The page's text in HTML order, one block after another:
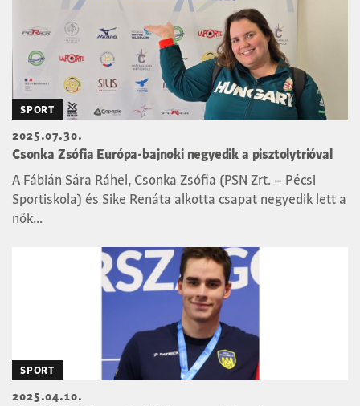
SPORT
2025.07.30.
Csonka Zsófia Európa-bajnoki negyedik a pisztolytrióval
A Fábián Sára Ráhel, Csonka Zsófia (PSN Zrt. – Pécsi
Sportiskola) és Sike Renáta alkotta csapat negyedik lett a
nők...
SPORT
2025.04.10.